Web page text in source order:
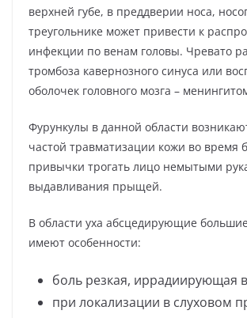
верхней губе, в преддверии носа,
треугольнике может привести к
инфекции по венам головы. Чревато
тромбоза кавернозного синуса или
оболочек головного мозга –
Фурункулы в данной области
частой травматизации кожи во время
привычки трогать лицо немытыми
выдавливания прыщей.
В области уха абсцедирующие
имеют особенности:
боль резкая, иррадиирующая
при локализации в слуховом